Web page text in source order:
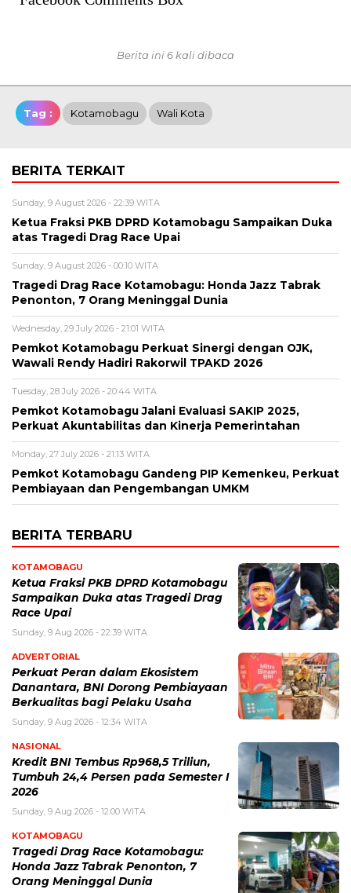
Berita ini 6 kali dibaca
Tag : Kotamobagu Wali Kota
BERITA TERKAIT
Sunday, 9 August 2026 - 22:39 WITA
Ketua Fraksi PKB DPRD Kotamobagu Sampaikan Duka
atas Tragedi Drag Race Upai
Sunday, 9 August 2026 - 00:10 WITA
Tragedi Drag Race Kotamobagu: Honda Jazz Tabrak
Penonton, 7 Orang Meninggal Dunia
Wednesday, 29 July 2026 - 21:01 WITA
Pemkot Kotamobagu Perkuat Sinergi dengan OJK,
Wawali Rendy Hadiri Rakorwil TPAKD 2026
Tuesday, 28 July 2026 - 20:44 WITA
Pemkot Kotamobagu Jalani Evaluasi SAKIP 2025,
Perkuat Akuntabilitas dan Kinerja Pemerintahan
Monday, 27 July 2026 - 21:13 WITA
Pemkot Kotamobagu Gandeng PIP Kemenkeu, Perkuat
Pembiayaan dan Pengembangan UMKM
BERITA TERBARU
KOTAMOBAGU
Ketua Fraksi PKB DPRD Kotamobagu
Sampaikan Duka atas Tragedi Drag
Race Upai
Sunday, 9 Aug 2026 - 22:39 WITA
ADVERTORIAL
Perkuat Peran dalam Ekosistem
Danantara, BNI Dorong Pembiayaan
Berkualitas bagi Pelaku Usaha
Sunday, 9 Aug 2026 - 12:34 WITA
NASIONAL
Kredit BNI Tembus Rp968,5 Triliun,
Tumbuh 24,4 Persen pada Semester I
2026
Sunday, 9 Aug 2026 - 12:00 WITA
KOTAMOBAGU
Tragedi Drag Race Kotamobagu:
Honda Jazz Tabrak Penonton, 7
Orang Meninggal Dunia